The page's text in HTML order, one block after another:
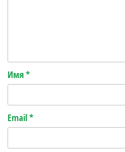
Имя*
Email*